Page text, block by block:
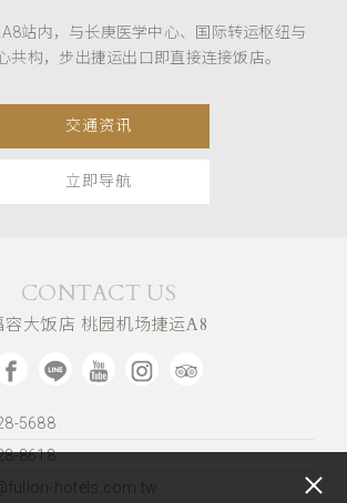
站内，与长庚医学中心、国际转运枢纽与
共构，步出捷运出口即直接连接饭店。
交通资讯
立即导航
CONTACT US
容大饭店 桃园机场捷运A8
5688
8618
hotels.com.tw